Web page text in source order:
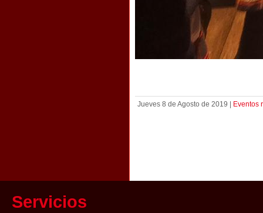
Jueves 8 de Agosto de 2019 | Eventos
Servicios